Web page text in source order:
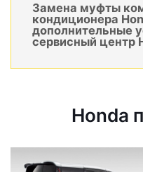
Замена муфты
кондиционера
дополнительные
сервисный центр
Honda